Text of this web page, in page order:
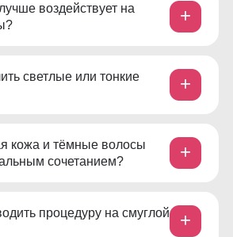
воздействует на
+
светлые или тонкие
+
кожа и тёмные волосы
сочетанием?
+
процедуру на смуглой
+